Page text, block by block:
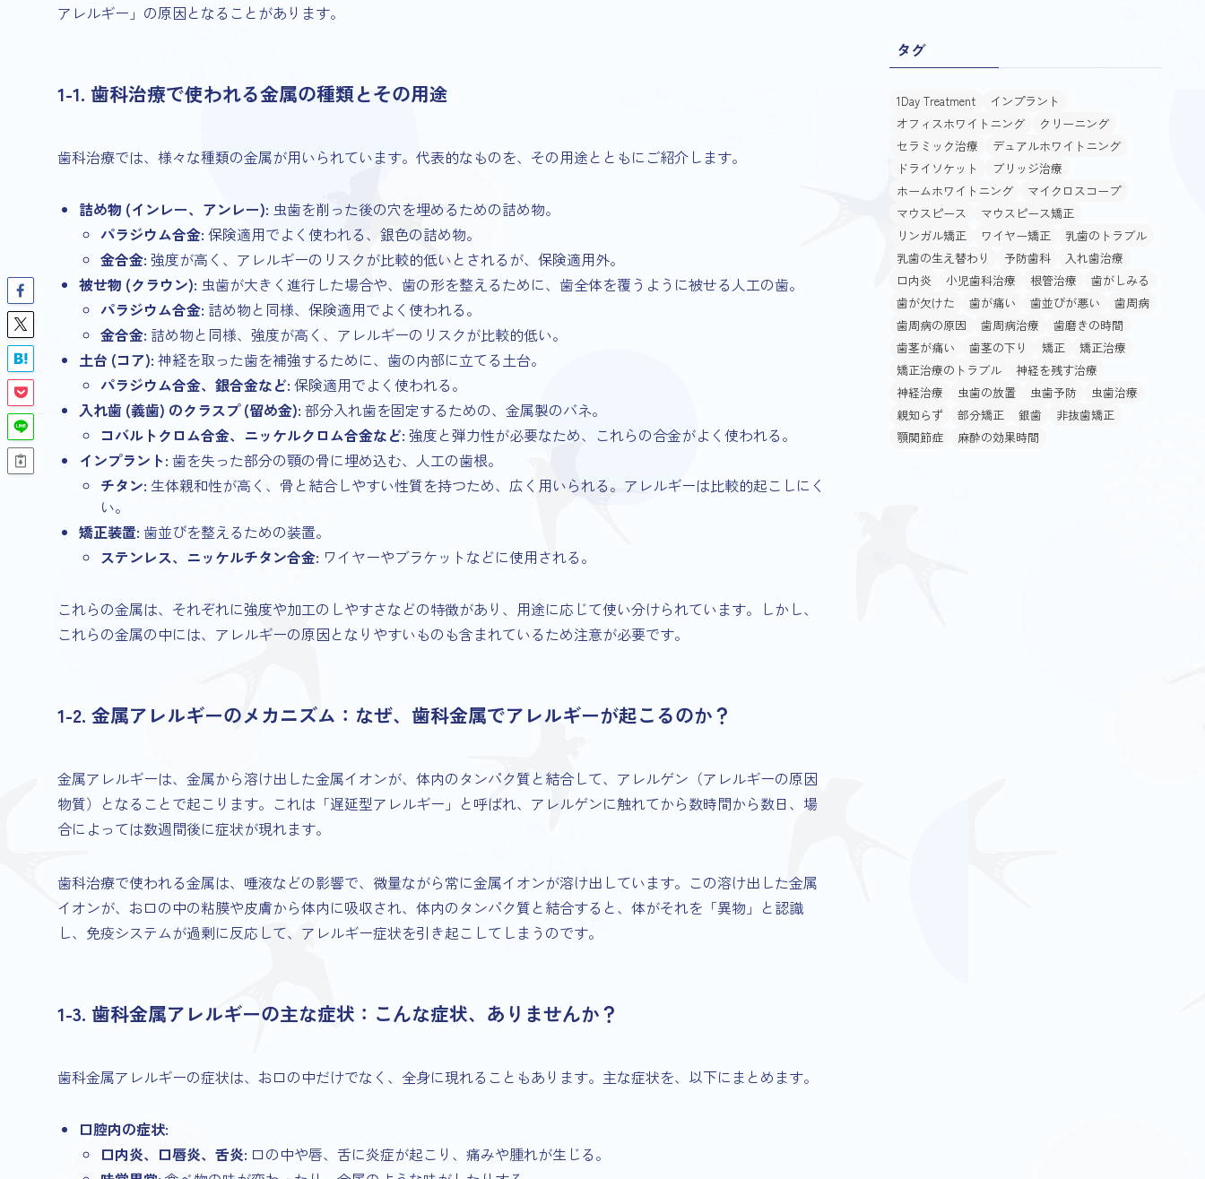
アレルギー」の原因となることがあります。
1-1. 歯科治療で使われる金属の種類とその用途
歯科治療では、様々な種類の金属が用いられています。代表的なものを、その用途とともにご紹介します。
詰め物 (インレー、アンレー): 虫歯を削った後の穴を埋めるための詰め物。
パラジウム合金: 保険適用でよく使われる、銀色の詰め物。
金合金: 強度が高く、アレルギーのリスクが比較的低いとされるが、保険適用外。
被せ物 (クラウン): 虫歯が大きく進行した場合や、歯の形を整えるために、歯全体を覆うように被せる人工の歯。
パラジウム合金: 詰め物と同様、保険適用でよく使われる。
金合金: 詰め物と同様、強度が高く、アレルギーのリスクが比較的低い。
土台 (コア): 神経を取った歯を補強するために、歯の内部に立てる土台。
パラジウム合金、銀合金など: 保険適用でよく使われる。
入れ歯 (義歯) のクラスプ (留め金): 部分入れ歯を固定するための、金属製のバネ。
コバルトクロム合金、ニッケルクロム合金など: 強度と弾力性が必要なため、これらの合金がよく使われる。
インプラント: 歯を失った部分の顎の骨に埋め込む、人工の歯根。
チタン: 生体親和性が高く、骨と結合しやすい性質を持つため、広く用いられる。アレルギーは比較的起こしにく
い。
矯正装置: 歯並びを整えるための装置。
ステンレス、ニッケルチタン合金: ワイヤーやブラケットなどに使用される。
これらの金属は、それぞれに強度や加工のしやすさなどの特徴があり、用途に応じて使い分けられています。しかし、
これらの金属の中には、アレルギーの原因となりやすいものも含まれているため注意が必要です。
1-2. 金属アレルギーのメカニズム：なぜ、歯科金属でアレルギーが起こるのか？
金属アレルギーは、金属から溶け出した金属イオンが、体内のタンパク質と結合して、アレルゲン（アレルギーの原因
物質）となることで起こります。これは「遅延型アレルギー」と呼ばれ、アレルゲンに触れてから数時間から数日、場
合によっては数週間後に症状が現れます。
歯科治療で使われる金属は、唾液などの影響で、微量ながら常に金属イオンが溶け出しています。この溶け出した金属
イオンが、お口の中の粘膜や皮膚から体内に吸収され、体内のタンパク質と結合すると、体がそれを「異物」と認識
し、免疫システムが過剰に反応して、アレルギー症状を引き起こしてしまうのです。
1-3. 歯科金属アレルギーの主な症状：こんな症状、ありませんか？
歯科金属アレルギーの症状は、お口の中だけでなく、全身に現れることもあります。主な症状を、以下にまとめます。
口腔内の症状:
口内炎、口唇炎、舌炎: 口の中や唇、舌に炎症が起こり、痛みや腫れが生じる。
タグ
1Day Treatment
インプラント
オフィスホワイトニング
クリーニング
セラミック治療
デュアルホワイトニング
ドライソケット
ブリッジ治療
ホームホワイトニング
マイクロスコープ
マウスピース
マウスピース矯正
リンガル矯正
ワイヤー矯正
乳歯のトラブル
乳歯の生え替わり
予防歯科
入れ歯治療
口内炎
小児歯科治療 根管治療
歯がしみる
歯が欠けた
歯が痛い 歯並びが悪い
歯周病
歯周病の原因
歯周病治療
歯磨きの時間
歯茎が痛い
歯茎の下り 矯正
矯正治療
矯正治療のトラブル
神経を残す治療
神経治療
虫歯の放置 虫歯予防
虫歯治療
親知らず
部分矯正 銀歯
非抜歯矯正
顎関節症
麻酔の効果時間